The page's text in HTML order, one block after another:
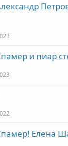
и пиар
Елена